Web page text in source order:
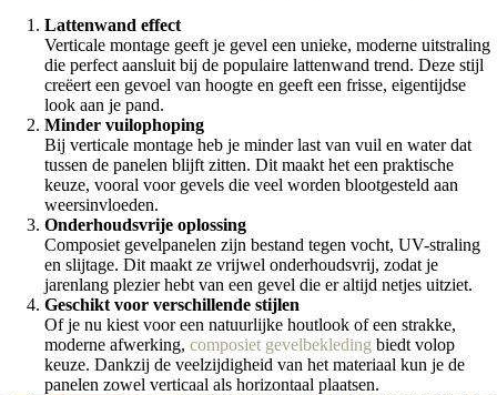
Lattenwand effect
Verticale montage geeft je gevel een unieke, moderne uitstraling
die perfect aansluit bij de populaire lattenwand trend. Deze stijl
creëert een gevoel van hoogte en geeft een frisse, eigentijdse
look aan je pand.
Minder vuilophoping
Bij verticale montage heb je minder last van vuil en water dat
tussen de panelen blijft zitten. Dit maakt het een praktische
keuze, vooral voor gevels die veel worden blootgesteld aan
weersinvloeden.
Onderhoudsvrije oplossing
Composiet gevelpanelen zijn bestand tegen vocht, UV-straling
en slijtage. Dit maakt ze vrijwel onderhoudsvrij, zodat je
jarenlang plezier hebt van een gevel die er altijd netjes uitziet.
Geschikt voor verschillende stijlen
Of je nu kiest voor een natuurlijke houtlook of een strakke,
moderne afwerking, composiet gevelbekleding biedt volop
keuze. Dankzij de veelzijdigheid van het materiaal kun je de
panelen zowel verticaal als horizontaal plaatsen.